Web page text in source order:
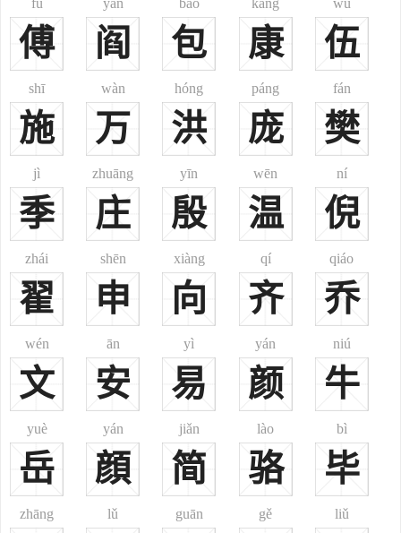
承旨编撰《武经总要》，为中国古代第一部官方编纂的军事科学百科
全书。，[19]
曾巩北宋（1019—1083），字子固，北宋文学家，南丰人，世称
南丰先生。
曾布北宋（1036—1107），字子宣，江西北宋建昌军人。曾易占
之子，北宋嘉祐进士，曾参与王安石变法，任三司使，作为王安石的
助手推行新政，徽宗时任参知政事主张调和新旧两派，赠观文殿大学
士，谥“文肃”。
曾安止北宋（1048—1098），字移忠，号屠龙翁。于熙宁六年登
第，赐以“同学究出身”。熙宁九年再次应试，取得进士出身。初任丰
城县主簿，后知彭泽县。后半生对泰和周边各地农业生产进行广泛深
入的调查，去世前完成《禾谱》5卷。是继贾思勰《齐民要术》后又
一部农业科学著作。
曾几南宋（1085—1166），中国南宋诗人。字吉甫，自号茶山居
士。其先赣州人，徙居河南府。历任江西、浙西提刑、秘书少监、礼
部侍郎。
曾慥宋朝（？—1155年），两宋之际道教学者、诗人。今福建晋
江人，北宋大臣曾公亮裔孙。曾官至尚书郎、直宝文阁。死后被列为
理学名臣，进祀乡贤祠。
曾从龙北宋（1175—1236年），泉州晋江人，字君赐，初名一
龙，号云帽居士。北宋昭文馆大学士曾公亮四世从孙。赠少师谥号，
fù
傅
yán
阎
bāo
包
kāng
康
wǔ
伍
shī
施
wàn
万
hóng
洪
páng
庞
fán
樊
jì
季
zhuāng
庄
yīn
殷
wēn
温
ní
倪
zhái
翟
shēn
申
xiàng
向
qí
齐
qiáo
乔
wén
文
ān
安
yì
易
yán
颜
niú
牛
yuè
岳
yán
顔
jiǎn
简
lào
骆
bì
毕
zhāng lǔ guān gě liǔ